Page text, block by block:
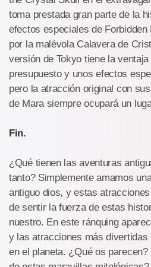
toma prestada gran parte de la
efectos especiales de
por la malévola Calavera de
versión de Tokyo tiene la
presupuesto y unos efectos
pero la atracción original con
de Mara siempre ocupará un
Fin.
¿Qué tienen las aventuras
tanto? Simplemente amamos
antiguo dios, y estas
de sentir la fuerza de estas
nuestro. En este ránquing
y las atracciones más divertidas
en el planeta. ¿Qué os